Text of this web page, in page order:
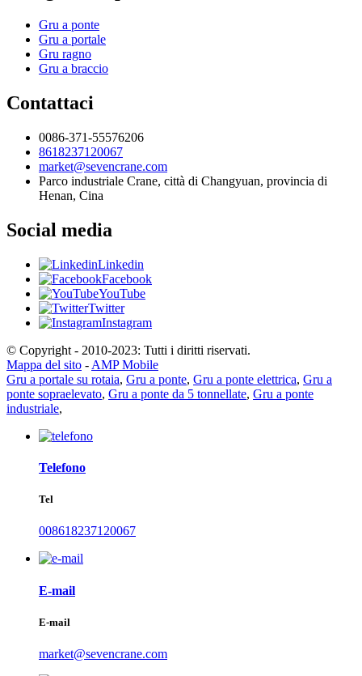
Gru a ponte
Gru a portale
Gru ragno
Gru a braccio
Contattaci
0086-371-55576206
8618237120067
market@sevencrane.com
Parco industriale Crane, città di Changyuan, provincia di
Henan, Cina
Social media
Linkedin
Facebook
YouTube
Twitter
Instagram
© Copyright - 2010-2023: Tutti i diritti riservati.
Mappa del sito - AMP Mobile
Gru a portale su rotaia, Gru a ponte, Gru a ponte elettrica, Gru a
ponte sopraelevato, Gru a ponte da 5 tonnellate, Gru a ponte
industriale,
Telefono
Tel
008618237120067
E-mail
E-mail
market@sevencrane.com